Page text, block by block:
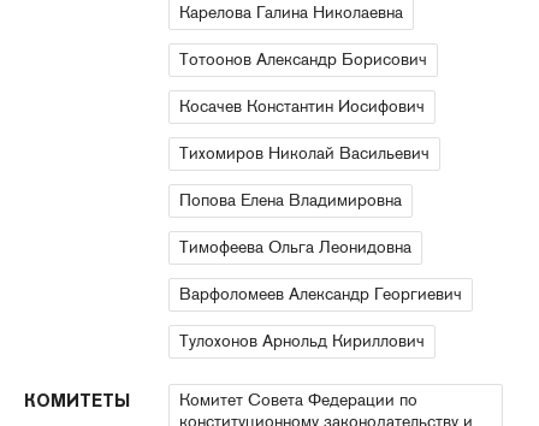
Карелова Галина Николаевна
Тотоонов Александр Борисович
Косачев Константин Иосифович
Тихомиров Николай Васильевич
Попова Елена Владимировна
Тимофеева Ольга Леонидовна
Варфоломеев Александр Георгиевич
Тулохонов Арнольд Кириллович
КОМИТЕТЫ
Комитет Совета Федерации по
конституционному законодательству и